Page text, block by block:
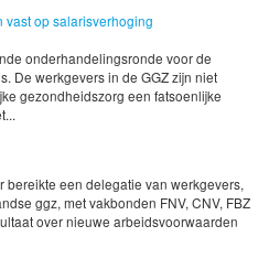
vast op salarisverhoging
onderhandelingsronde voor de
De werkgevers in de GGZ zijn niet
gezondheidszorg een fatsoenlijke
een delegatie van werkgevers,
ggz, met vakbonden FNV, CNV, FBZ
over nieuwe arbeidsvoorwaarden